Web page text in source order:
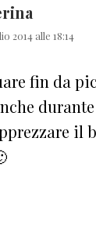
2014 alle 18:14
fin da
il